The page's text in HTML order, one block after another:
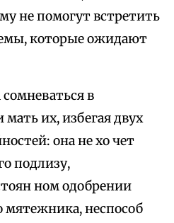
не помогут встретить
которые ожидают
в
их, избегая двух
она не хо чет
подлизу,
ном одобрении
мятежника, неспособ